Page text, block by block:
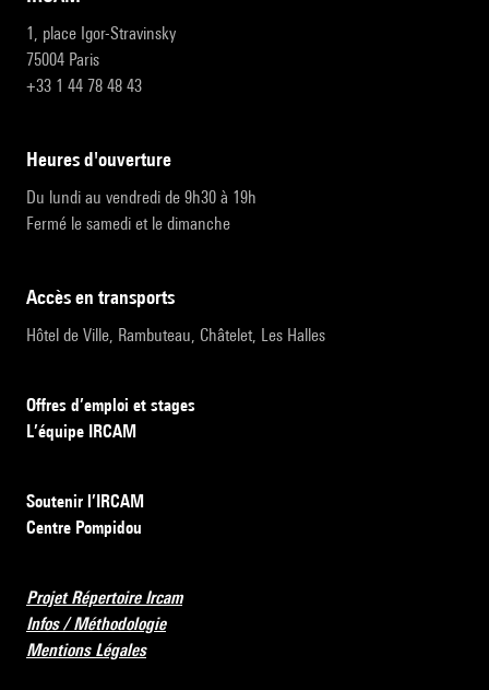
1, place Igor-Stravinsky
75004 Paris
+33 1 44 78 48 43
heures d'ouverture
Du lundi au vendredi de 9h30 à 19h
Fermé le samedi et le dimanche
accès en transports
Hôtel de Ville, Rambuteau, Châtelet, Les Halles
Offres d’emploi et stages
L’équipe IRCAM
Soutenir l’IRCAM
Centre Pompidou
Projet Répertoire Ircam
Infos / Méthodologie
Mentions Légales